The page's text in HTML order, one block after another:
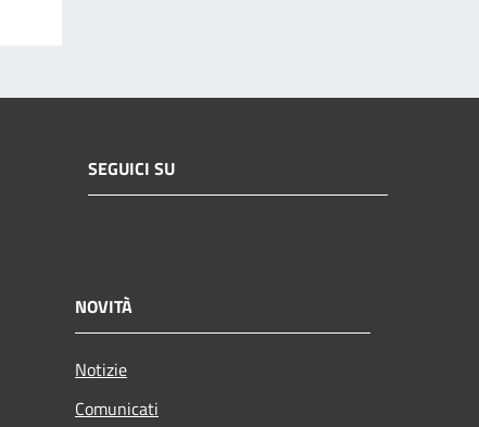
SEGUICI SU
NOVITÀ
Notizie
Comunicati